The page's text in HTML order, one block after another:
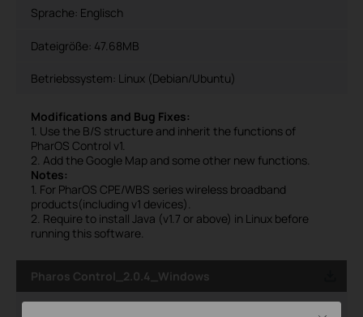
Sprache: Englisch
Dateigröße: 47.68MB
Betriebssystem: Linux (Debian/Ubuntu)
Modifications and Bug Fixes:
1. Use the B/S structure and inherit the functions of
PharOS Control v1.
2. Add the Google Map and some other new functions.
Notes:
1. For PharOS CPE/WBS series wireless broadband
products(including v1 devices).
2. Require to install Java (v1.7 or above) in Linux before
running this software.
Pharos Control_2.0.4_Windows